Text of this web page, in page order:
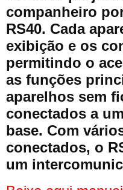
companheiro
RS40. Cada
exibição e os
permitindo o
as funções
aparelhos sem
conectados a
base. Com
conectados, o
um